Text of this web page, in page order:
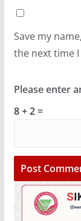
Save my
the next time
Please enter
8 + 2 =